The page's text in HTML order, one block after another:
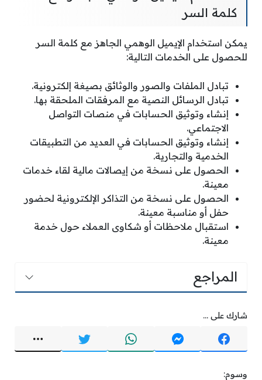
كلمة السر
يمكن استخدام الإيميل الوهمي الجاهز مع كلمة السر
للحصول على الخدمات التالية:
تبادل الملفات والصور والوثائق بصيغة إلكترونية.
تبادل الرسائل النصية مع المرفقات الملحقة بها.
إنشاء وتوثيق الحسابات في منصات التواصل
الاجتماعي.
إنشاء وتوثيق الحسابات في العديد من التطبيقات
الخدمية والتجارية.
الحصول على نسخة من إيصالات مالية لقاء خدمات
معينة.
الحصول على نسخة من التذاكر الإلكترونية لحضور
حفل أو مناسبة معينة.
استقبال ملاحظات أو شكاوى العملاء حول خدمة
معينة.
المراجع
شارك على ...
وسوم: